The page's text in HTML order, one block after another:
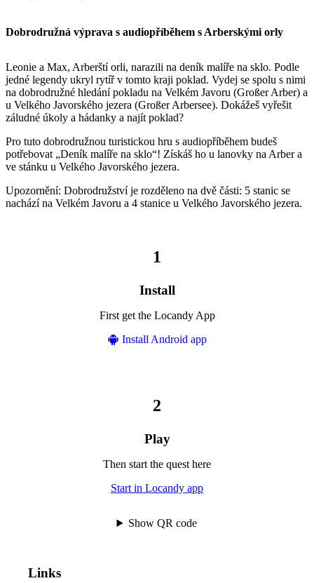
Install
First get the Locandy App
Install Android app
Play
Then start the quest here
Start in Locandy app
Show QR code
Links
Dobrodružná výprava s audiopříběhem s Arberskými orly
Leonie a Max, Arberští orli, narazili na deník malíře na sklo. Podle
jedné legendy ukryl rytíř v tomto kraji poklad. Vydej se spolu s nimi
na dobrodružné hledání pokladu na Velkém Javoru (Großer Arber) a
u Velkého Javorského jezera (Großer Arbersee). Dokážeš vyřešit
záludné úkoly a hádanky a najít poklad?
Pro tuto dobrodružnou turistickou hru s audiopříběhem budeš
potřebovat „Deník malíře na sklo“! Získáš ho u lanovky na Arber a
ve stánku u Velkého Javorského jezera.
Upozornění: Dobrodružství je rozděleno na dvě části: 5 stanic se
nachází na Velkém Javoru a 4 stanice u Velkého Javorského jezera.